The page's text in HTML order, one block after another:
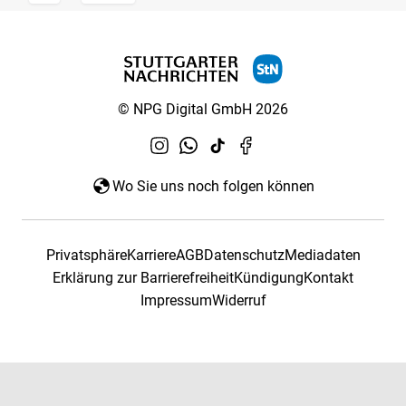
© NPG Digital GmbH 2026
Wo Sie uns noch folgen können
PrivatsphäreKarriereAGBDatenschutzMediadaten
Erklärung zur BarrierefreiheitKündigungKontakt
ImpressumWiderruf